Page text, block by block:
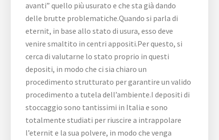
avanti” quello più usurato e che sta già dando
delle brutte problematiche.Quando si parla di
eternit, in base allo stato di usura, esso deve
venire smaltito in centri appositi.Per questo, si
cerca di valutarne lo stato proprio in questi
depositi, in modo che ci sia chiaro un
procedimento strutturato per garantire un valido
procedimento a tutela dell’ambiente.I depositi di
stoccaggio sono tantissimi in Italia e sono
totalmente studiati per riuscire a intrappolare
l’eternit e la sua polvere, in modo che venga